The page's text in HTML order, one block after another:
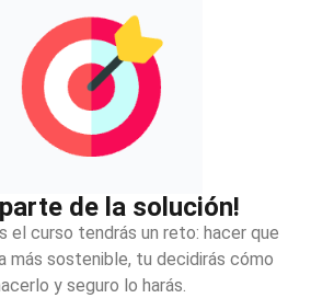
parte de la solución!
el curso tendrás un reto: hacer que
más sostenible, tu decidirás cómo
y seguro lo harás.